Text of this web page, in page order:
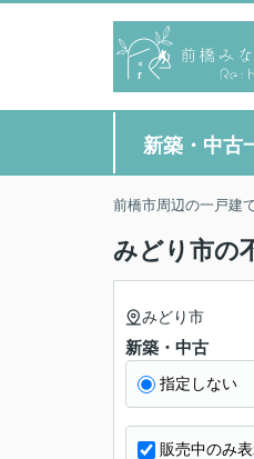
新築・中古
前橋市周辺の一戸建
みどり市の
みどり市
新築・中古
指定しない
販売中のみ